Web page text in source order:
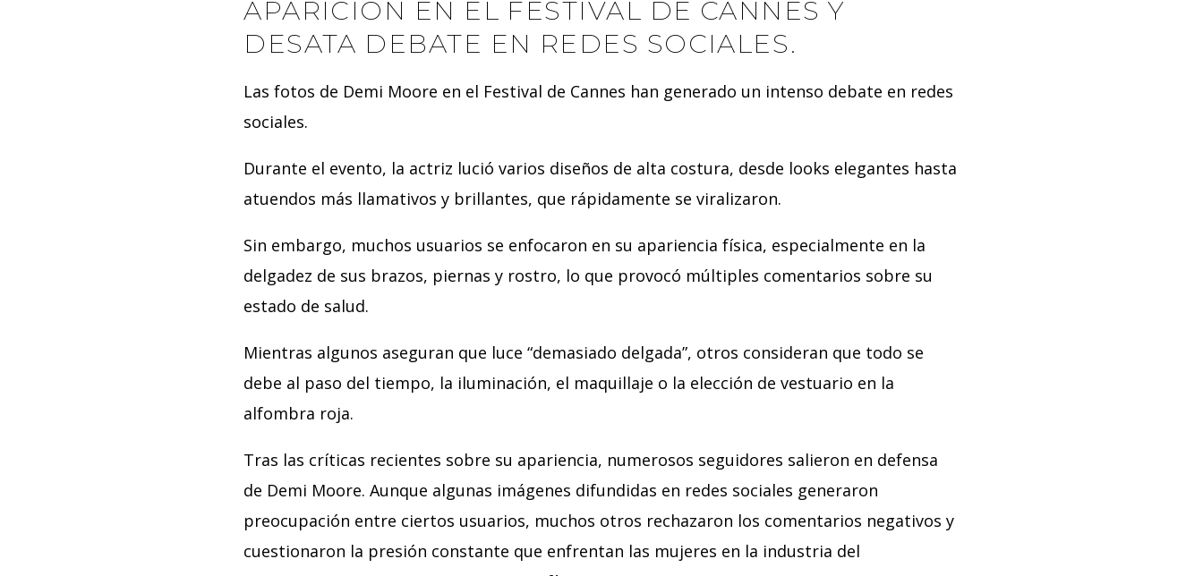
APARICIÓN EN EL FESTIVAL DE CANNES Y
DESATA DEBATE EN REDES SOCIALES.
Las fotos de Demi Moore en el Festival de Cannes han generado un intenso debate en redes
sociales.
Durante el evento, la actriz lució varios diseños de alta costura, desde looks elegantes hasta
atuendos más llamativos y brillantes, que rápidamente se viralizaron.
Sin embargo, muchos usuarios se enfocaron en su apariencia física, especialmente en la
delgadez de sus brazos, piernas y rostro, lo que provocó múltiples comentarios sobre su
estado de salud.
Mientras algunos aseguran que luce “demasiado delgada”, otros consideran que todo se
debe al paso del tiempo, la iluminación, el maquillaje o la elección de vestuario en la
alfombra roja.
Tras las críticas recientes sobre su apariencia, numerosos seguidores salieron en defensa
de Demi Moore. Aunque algunas imágenes difundidas en redes sociales generaron
preocupación entre ciertos usuarios, muchos otros rechazaron los comentarios negativos y
cuestionaron la presión constante que enfrentan las mujeres en la industria del